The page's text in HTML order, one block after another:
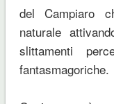
del Campiaro
naturale
slittamenti
fantasmagoriche.